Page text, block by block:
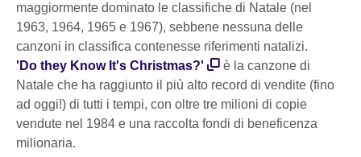
maggiormente dominato le classifiche di Natale (nel
1963, 1964, 1965 e 1967), sebbene nessuna delle
canzoni in classifica contenesse riferimenti natalizi.
'Do they Know It's Christmas?'
è la canzone di
Natale che ha raggiunto il più alto record di vendite (fino
ad oggi!) di tutti i tempi, con oltre tre milioni di copie
vendute nel 1984 e una raccolta fondi di beneficenza
milionaria.